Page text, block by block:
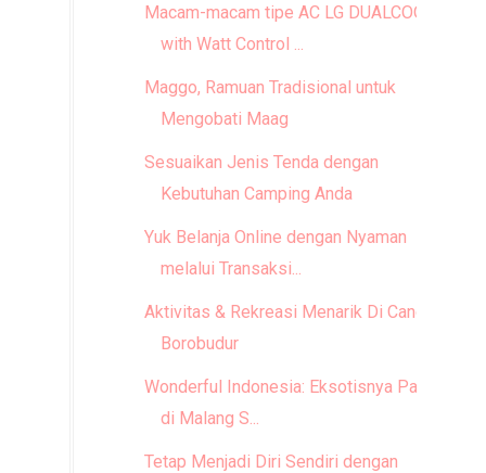
Macam-macam tipe AC LG DUALCOOL
with Watt Control ...
Maggo, Ramuan Tradisional untuk
Mengobati Maag
Sesuaikan Jenis Tenda dengan
Kebutuhan Camping Anda
Yuk Belanja Online dengan Nyaman
melalui Transaksi...
Aktivitas & Rekreasi Menarik Di Candi
Borobudur
Wonderful Indonesia: Eksotisnya Pantai
di Malang S...
Tetap Menjadi Diri Sendiri dengan